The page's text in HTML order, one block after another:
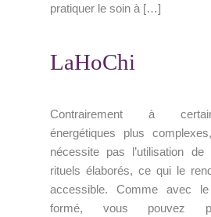
pratiquer le soin à […]
LaHoChi
Contrairement à
énergétiques plus
nécessite pas l’utilisation
rituels élaborés, ce qui le
accessible. Comme avec
formé, vous pouvez